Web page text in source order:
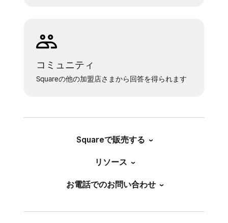
コミュニティ
Squareの他の加盟店さまから回答を得られます
Squareで販売する
リソース
お電話でのお問い合わせ